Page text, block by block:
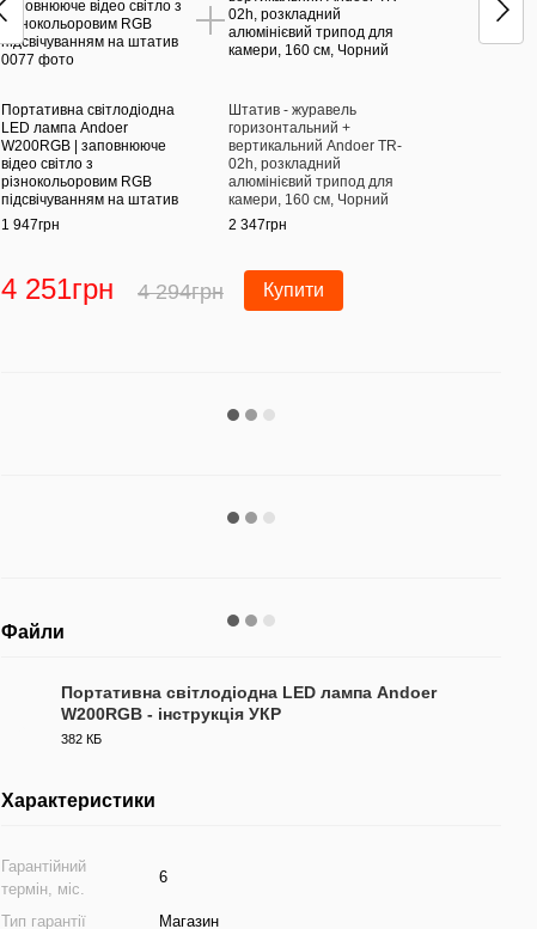
Портативна світлодіодна
LED лампа Andoer
W200RGB | заповнююче
відео світло з
різнокольоровим RGB
підсвічуванням на штатив
1 947грн
Штатив - журавель
горизонтальний +
вертикальний Andoer TR-
02h, розкладний
алюмінієвий трипод для
камери, 160 см, Чорний
2 347грн
4 251грн 4 294грн Купити
Файли
Портативна світлодіодна LED лампа Andoer
W200RGB - інструкція УКР
382 КБ
Характеристики
Гарантійний
термін, міс.
6
Тип гарантії
Магазин